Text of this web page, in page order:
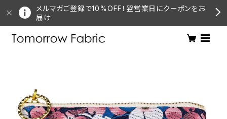
メルマガご登録で10%OFF！翌営業日にクーポンをお
届け